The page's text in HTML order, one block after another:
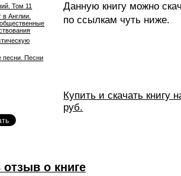
Том 11
Англии.
песни. Песни
Данную книгу можно
по ссылкам чуть ниже.
Купить и скачать книгу
руб.
о книге